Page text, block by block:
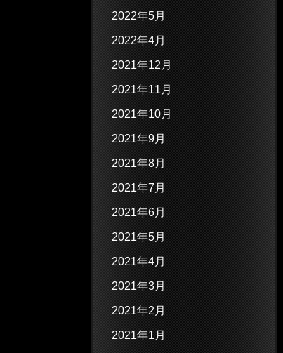
2022年5月
2022年4月
2021年12月
2021年11月
2021年10月
2021年9月
2021年8月
2021年7月
2021年6月
2021年5月
2021年4月
2021年3月
2021年2月
2021年1月